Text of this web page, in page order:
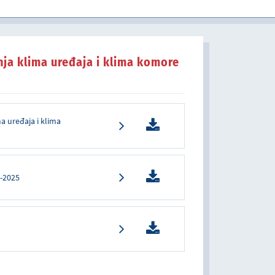
klima uređaja i klima komore
uređaja i klima